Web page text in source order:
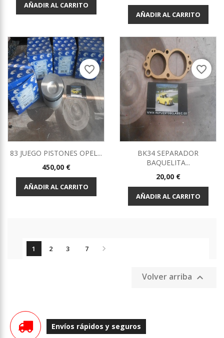
AÑADIR AL CARRITO
AÑADIR AL CARRITO
83 JUEGO PISTONES OPEL...
Precio
450,00 €
AÑADIR AL CARRITO
favorite_border
BK34 SEPARADOR
BAQUELITA...
Precio
20,00 €
AÑADIR AL CARRITO
favorite_border
1 2 3 7 
Volver arriba 
Envíos rápidos y seguros